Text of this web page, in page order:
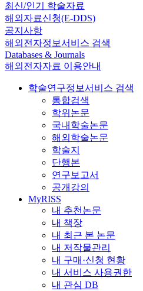
최신/인기 학술자료
해외자료신청(E-DDS)
공지사항
해외전자정보서비스 검색
Databases & Journals
해외전자자료 이용안내
학술연구정보서비스 검색
통합검색
학위논문
국내학술논문
해외학술논문
학술지
단행본
연구보고서
공개강의
MyRISS
내 추천논문
내 책장
내 최근 본 논문
내 저작물관리
내 구매·신청 현황
내 서비스 사용권한
내 관심 DB